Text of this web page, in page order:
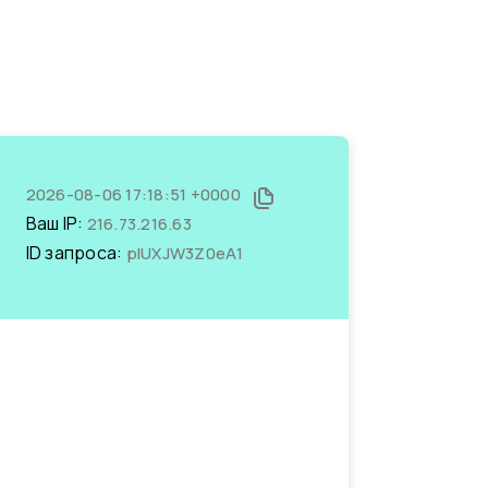
2026-08-06 17:18:51 +0000
Ваш IP: 216.73.216.63
ID запроса: pIUXJW3Z0eA1